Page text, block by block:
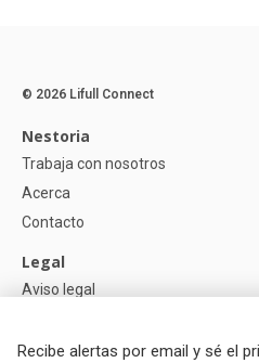
Recibe alertas por email y sé el
© 2026 Lifull Connect
Nestoria
Trabaja con nosotros
Acerca
Contacto
Legal
Aviso legal
Política de Cookies